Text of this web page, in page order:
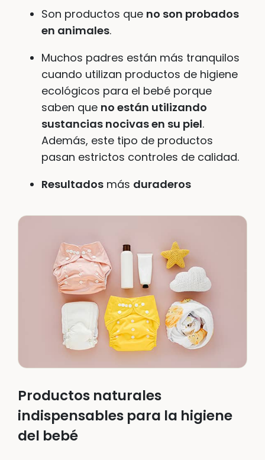
Son productos que no son probados
en animales.
Muchos padres están más tranquilos
cuando utilizan productos de higiene
ecológicos para el bebé porque
saben que no están utilizando
sustancias nocivas en su piel.
Además, este tipo de productos
pasan estrictos controles de calidad.
Resultados más duraderos
Productos naturales
indispensables para la higiene
del bebé